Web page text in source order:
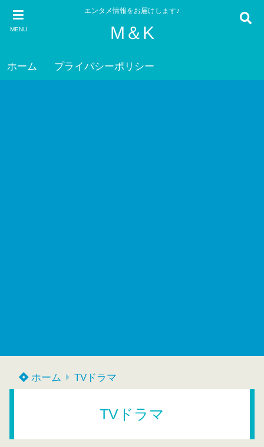
MENU
エンタメ情報をお届けします♪
M＆K
ホーム プライバシーポリシー
ホーム TVドラマ
TVドラマ